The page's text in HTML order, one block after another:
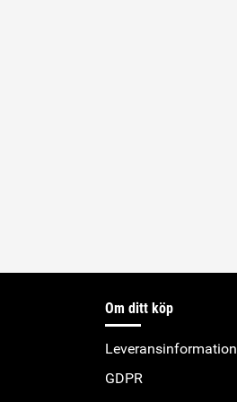
Om ditt köp
Leveransinformation
GDPR